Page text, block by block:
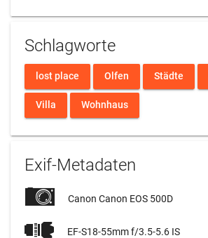
Schlagworte
lost place Olfen Städte
Villa Wohnhaus
Exif-Metadaten
Canon Canon EOS 500D
EF-S18-55mm f/3.5-5.6 IS